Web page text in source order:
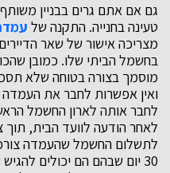
גם אם אתם גרים בבניין
טעינה בחנייה. התקנה של
מצריכה אישור של שאר
בחשמל הביתי שלו. כמובן
מוסמך בצורה בטוחה שלא
ואין אפשרות לחבר את
לחבר אותה לארון החשמל
לאחר הודעה לוועד הבית, תוך
לתשלום החשמל שהעמדה
30 יום שבהם הם יכולים